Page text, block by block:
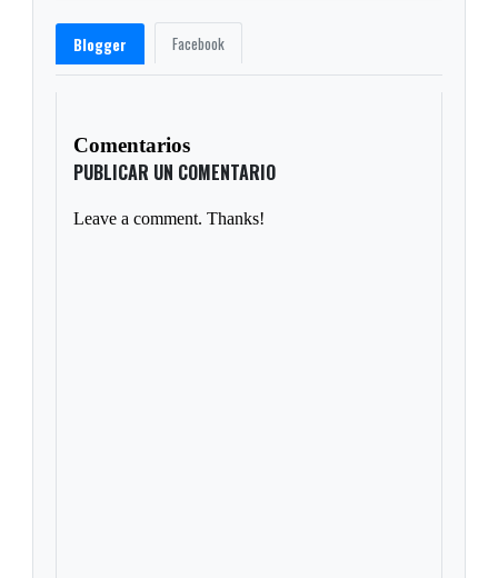
Blogger Facebook
Comentarios
PUBLICAR UN COMENTARIO
Leave a comment. Thanks!